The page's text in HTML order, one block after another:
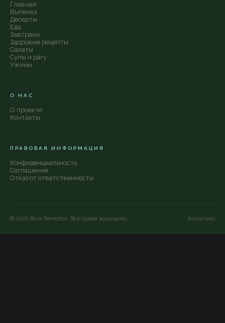
Главная
Выпечка
Десерты
Еда
Завтраки
Здоровые рецепты
Салаты
Супы и рагу
Ужины
О НАС
О проекте
Контакты
ПРАВОВАЯ ИНФОРМАЦИЯ
Конфиденциальность
Соглашение
Отказ от ответственности
© 2026 Baza Receptov. Все права защищены. Актуально